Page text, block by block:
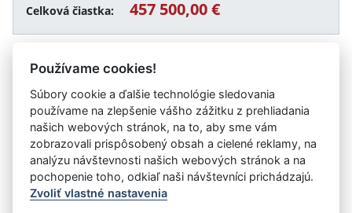
Celková čiastka: 457 500,00 €
Vystavil:Ministerstvo vnútra SR (Sekcia financovania a
rozpočtu MV SR)
Používame cookies!
Súbory cookie a ďalšie technológie sledovania
používame na zlepšenie vášho zážitku z prehliadania
našich webových stránok, na to, aby sme vám
zobrazovali prispôsobený obsah a cielené reklamy, na
analýzu návštevnosti našich webových stránok a na
pochopenie toho, odkiaľ naši návštevníci prichádzajú.
Zvoliť vlastné nastavenia